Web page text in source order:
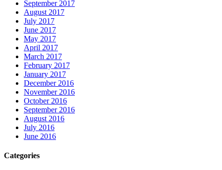
September 2017
August 2017
July 2017
June 2017
May 2017
April 2017
March 2017
February 2017
January 2017
December 2016
November 2016
October 2016
September 2016
August 2016
July 2016
June 2016
Categories